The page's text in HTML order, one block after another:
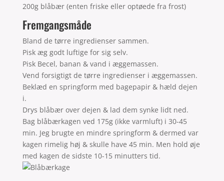
200g blåbær (enten friske eller optøede fra frost)
Fremgangsmåde
Bland de tørre ingredienser sammen.
Pisk æg godt luftige for sig selv.
Pisk Becel, banan & vand i æggemassen.
Vend forsigtigt de tørre ingredienser i æggemassen.
Beklæd en springform med bagepapir & hæld dejen
i.
Drys blåbær over dejen & lad dem synke lidt ned.
Bag blåbærkagen ved 175g (ikke varmluft) i 30-45
min. Jeg brugte en mindre springform & dermed var
kagen rimelig høj & skulle have 45 min. Men hold øje
med kagen de sidste 10-15 minutters tid.